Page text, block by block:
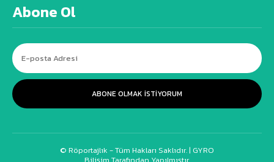
Abone Ol
ABONE OLMAK ISTIYORUM
© Röportajlık - Tüm Hakları Saklıdır. | GYRO
Bilişim Tarafından Yapılmıştır.